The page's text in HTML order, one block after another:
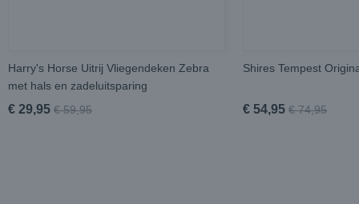
Harry's Horse Uitrij Vliegendeken Zebra
met hals en zadeluitsparing
€ 29,95 € 59,95
Shires Tempest
€ 54,95 € 74,95